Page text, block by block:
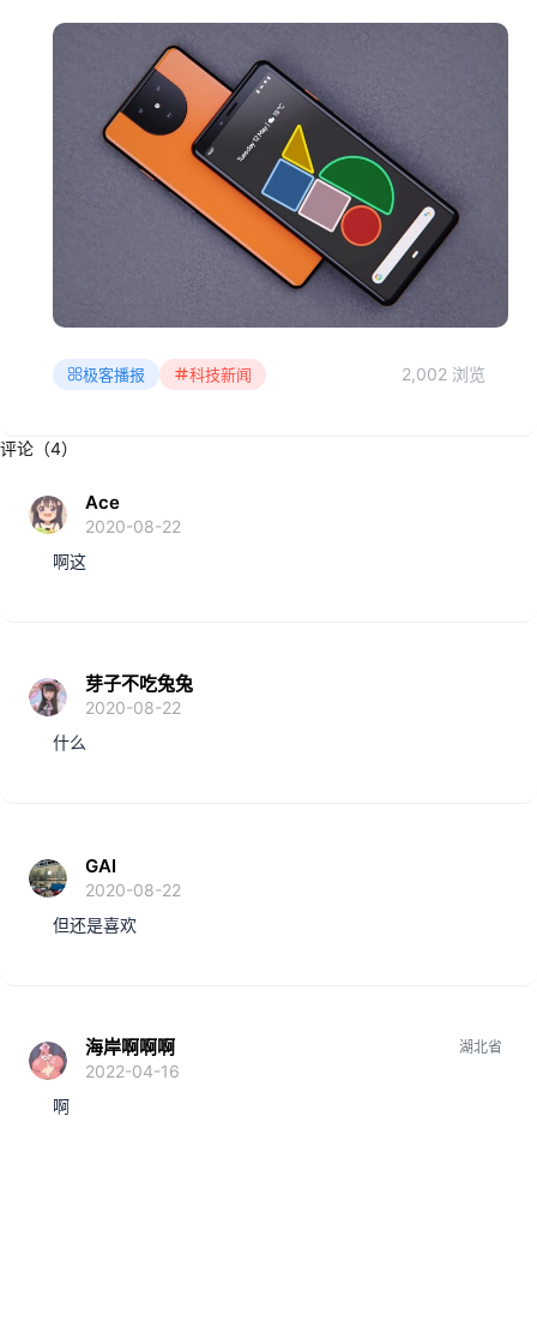
极客播报 科技新闻 2,002 浏览
评论（4）
Ace
2020-08-22
啊这
芽子不吃兔兔
2020-08-22
什么
GAI
2020-08-22
但还是喜欢
海岸啊啊啊
2022-04-16
湖北省
啊